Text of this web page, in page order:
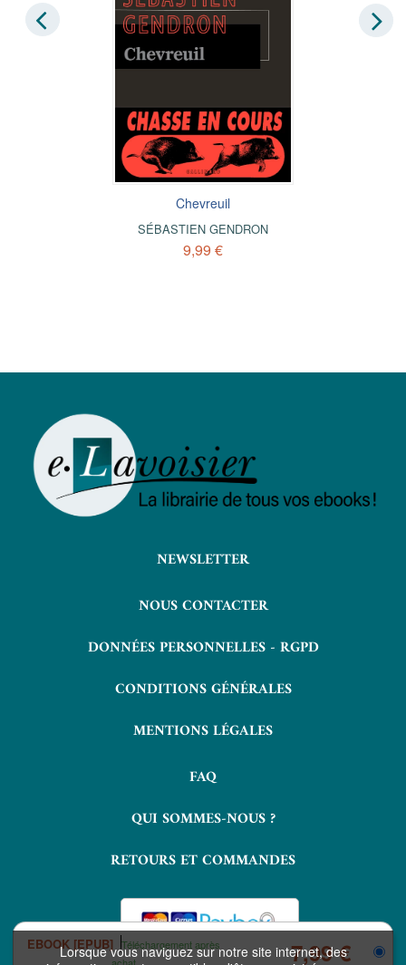
Lorsque vous naviguez sur notre site internet, des
EBOOK [EPUB]
Téléchargement après
7,99 €
Chevreuil
SÉBASTIEN GENDRON
9,99 €
NEWSLETTER
NOUS CONTACTER
DONNÉES PERSONNELLES - RGPD
CONDITIONS GÉNÉRALES
MENTIONS LÉGALES
FAQ
QUI SOMMES-NOUS ?
RETOURS ET COMMANDES